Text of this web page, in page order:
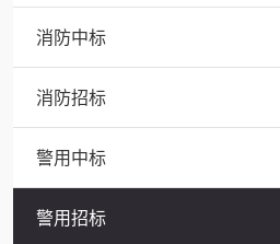
消防中标
消防招标
警用中标
警用招标